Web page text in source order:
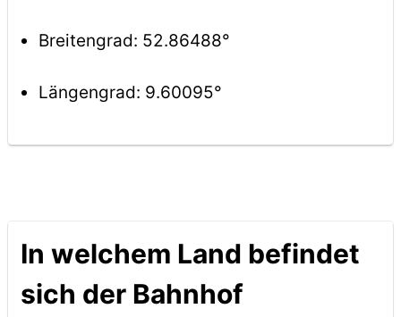
Breitengrad: 52.86488°
Längengrad: 9.60095°
In welchem Land befindet
sich der Bahnhof